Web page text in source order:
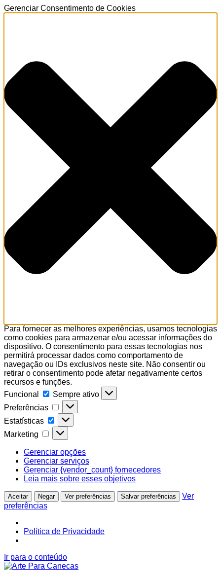
Gerenciar Consentimento de Cookies
Para fornecer as melhores experiências, usamos tecnologias
como cookies para armazenar e/ou acessar informações do
dispositivo. O consentimento para essas tecnologias nos
permitirá processar dados como comportamento de
navegação ou IDs exclusivos neste site. Não consentir ou
retirar o consentimento pode afetar negativamente certos
recursos e funções.
Funcional
Funcional
Sempre ativo
Preferências
Preferências
Estatísticas Estatísticas
Marketing Marketing
Gerenciar opções
Gerenciar serviços
Gerenciar {vendor_count} fornecedores
Leia mais sobre esses objetivos
Aceitar Negar Ver preferências Salvar preferências
Ver
preferências
Política de Privacidade
Ir para o conteúdo